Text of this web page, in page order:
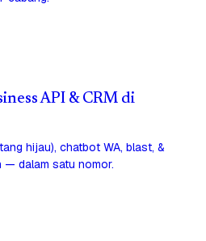
API & CRM di
hijau), chatbot WA, blast, &
— dalam satu nomor.